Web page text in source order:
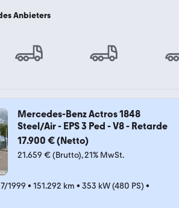
Anbieters
Mercedes-Benz Actros 1848
Steel/Air - EPS 3 Ped - V8 - Retarde
17.900 € (Netto)
21.659 € (Brutto) 21% MwSt.
1999 • 151.292 km • 353 kW (480 PS) •